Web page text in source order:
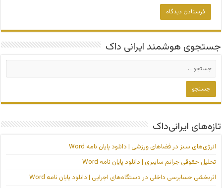
جستجوی هوشمند ایرانی داک
تازه‌های ایرانی‌داک
انرژی‌های سبز در فضاهای ورزشی | دانلود پایان نامه Word
تحلیل حقوقی جرائم سایبری | دانلود پایان نامه Word
اثربخشی حسابرسی داخلی در دستگاه‌های اجرایی | دانلود پایان نامه Word